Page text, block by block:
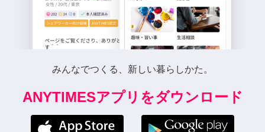
みんなでつくる、新しい暮らしかた。
ANYTIMESアプリをダウンロード